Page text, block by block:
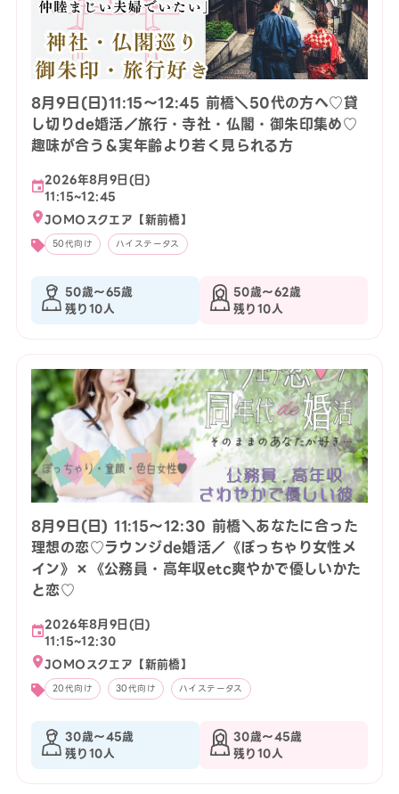
8月9日(日)11:15〜12:45 前橋＼50代の方へ♡貸
し切りde婚活／旅行・寺社・仏閣・御朱印集め♡
趣味が合う＆実年齢より若く見られる方
2026年8月9日(日)
11:15~12:45
JOMOスクエア【新前橋】
50代向け ハイステータス
50歳〜65歳
残り10人
50歳〜62歳
残り10人
8月9日(日) 11:15〜12:30 前橋＼あなたに合った
理想の恋♡ラウンジde婚活／《ぽっちゃり女性メ
イン》×《公務員・高年収etc爽やかで優しいかた
と恋♡
2026年8月9日(日)
11:15~12:30
JOMOスクエア【新前橋】
20代向け 30代向け ハイステータス
30歳〜45歳
残り10人
30歳〜45歳
残り10人